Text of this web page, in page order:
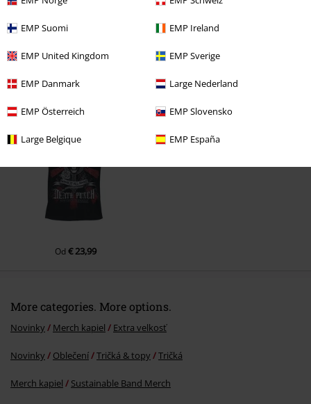
EMP Suomi EMP Ireland
EMP United Kingdom EMP Sverige
EMP Danmark Large Nederland
EMP Österreich EMP Slovensko
Large Belgique EMP España
Od € 23,99
More categories. More options.
Novinky Merch kapiel Extra velkosť
Novinky Oblečení Tričká & topy Tričká
Merch kapiel Sustainable Band Merch